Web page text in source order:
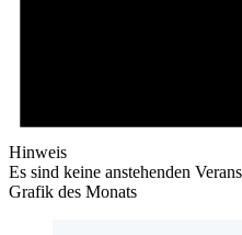
Hinweis
Es sind keine anstehenden
Grafik des Monats